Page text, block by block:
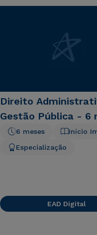
Direito
Gestão Pública - 6
Início
6 meses
Especialização
EAD Digital